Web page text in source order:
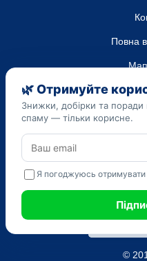
Повна
ТОВ
Код
Дата
Наведена на сайті
Ознайомчий характер. Не
діагностики та лікування.
САМОЛІКУВАННЯ МОЖЕ
©